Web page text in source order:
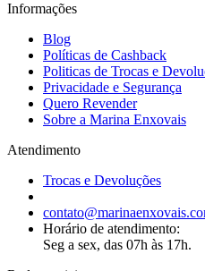
Informações
Blog
Políticas de Cashback
Politicas de Trocas e
Privacidade e Segurança
Quero Revender
Sobre a Marina Enxovais
Atendimento
Trocas e Devoluções
Horário de atendimento:
Seg a sex, das 07h às 17h.